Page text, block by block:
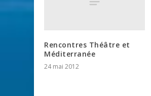
Rencontres Théâtre et
Méditerranée
24 mai 2012